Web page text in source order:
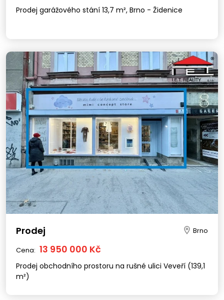
Prodej garážového stání 13,7 m², Brno - Židenice
Prodej Brno
Cena: 13 950 000 Kč
Prodej obchodního prostoru na rušné ulici Veveří (139,1
m²)